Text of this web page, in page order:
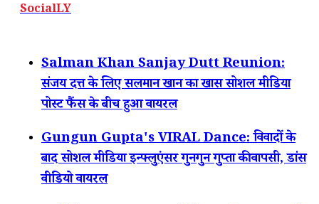
SocialLY
Salman Khan Sanjay Dutt Reunion:
संजय दत्त के लिए सलमान खान का खास सोशल मीडिया
पोस्ट फैंस के बीच हुआ वायरल
Gungun Gupta's VIRAL Dance: विवादों के
बाद सोशल मीडिया इन्फ्लुएंसर गुनगुन गुप्ता की वापसी, डांस
वीडियो वायरल